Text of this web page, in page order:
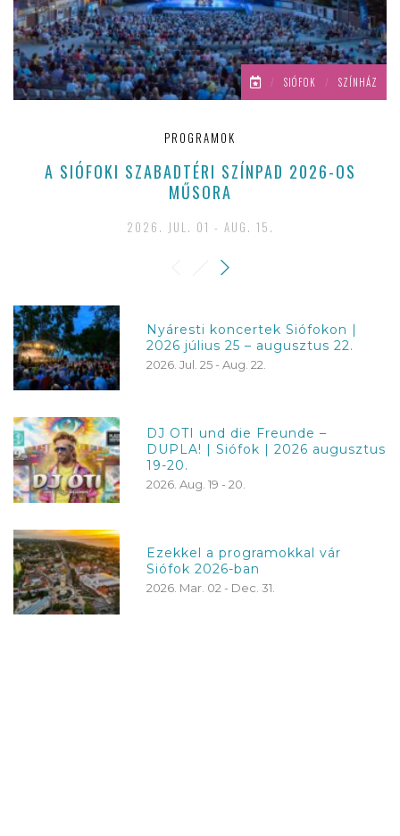
/ SIÓFOK / SZÍNHÁZ
PROGRAMOK
A SIÓFOKI SZABADTÉRI SZÍNPAD 2026-OS
MŰSORA
2026. JUL. 01 - AUG. 15.
Nyáresti koncertek Siófokon |
2026 július 25 – augusztus 22.
2026. Jul. 25 - Aug. 22.
DJ OTI und die Freunde –
DUPLA! | Siófok | 2026 augusztus
19-20.
2026. Aug. 19 - 20.
Ezekkel a programokkal vár
Siófok 2026-ban
2026. Mar. 02 - Dec. 31.